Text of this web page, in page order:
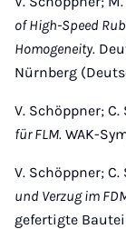
of High-Speed
Homogeneity.
Nürnberg
V. Schöppner;
für FLM. WAK-
V. Schöppner;
und Verzug im
gefertigte